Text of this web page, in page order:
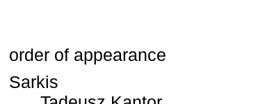
order of appearance
Sarkis